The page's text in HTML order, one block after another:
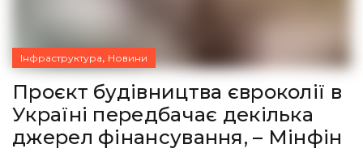
Інфраструктура, Новини
Проєкт будівництва євроколії в
Україні передбачає декілька
джерел фінансування, – Мінфін